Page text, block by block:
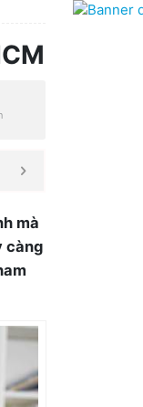
mà
càng